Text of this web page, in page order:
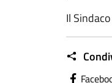
Il